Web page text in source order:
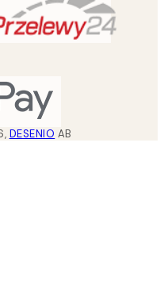
, DESENIO AB